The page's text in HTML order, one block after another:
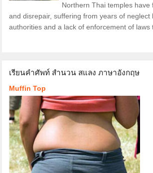
Northern Thai temples have
and disrepair, suffering from years of neglect
authorities and a lack of enforcement of laws
เรียนคำศัพท์ สำนวน สแลง ภาษาอังกฤษ
Muffin Top